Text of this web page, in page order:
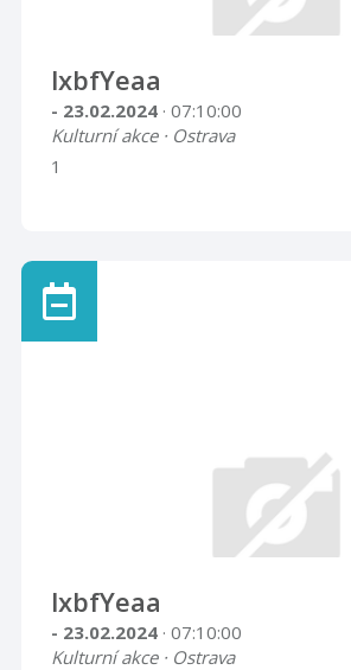
lxbfYeaa
- 23.02.2024 · 07:10:00
Kulturní akce · Ostrava
1
lxbfYeaa
- 23.02.2024 · 07:10:00
Kulturní akce · Ostrava